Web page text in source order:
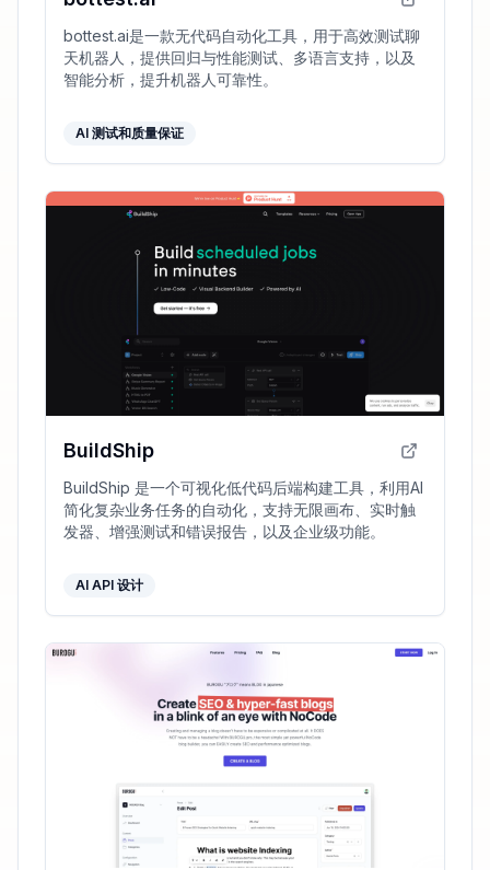
bottest.ai是一款无代码自动化工具，用于高效测试聊
天机器人，提供回归与性能测试、多语言支持，以及
智能分析，提升机器人可靠性。
AI 测试和质量保证
BuildShip
BuildShip 是一个可视化低代码后端构建工具，利用AI
简化复杂业务任务的自动化，支持无限画布、实时触
发器、增强测试和错误报告，以及企业级功能。
AI API 设计